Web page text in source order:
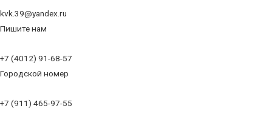
kvk.39@yandex.ru
Пишите нам
+7 (4012) 91-68-57
Городской номер
+7 (911) 465-97-55